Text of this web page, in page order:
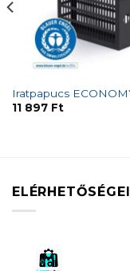
Iratpapucs
11 897 Ft